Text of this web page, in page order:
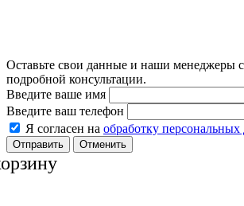
Оставьте свои данные и наши менеджеры
подробной консультации.
Введите ваше имя
Введите ваш телефон
Я согласен на обработку
Отменить